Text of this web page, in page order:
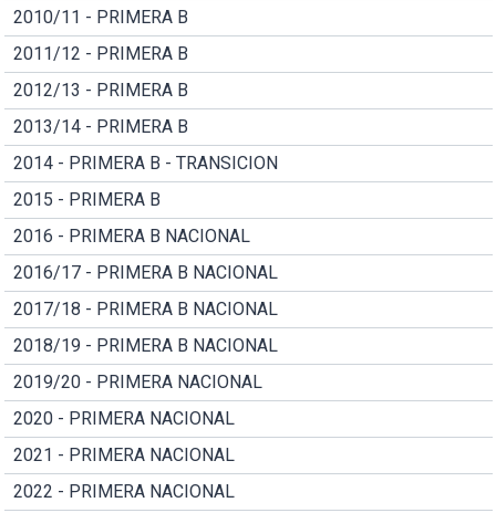
2010/11 - PRIMERA B
2011/12 - PRIMERA B
2012/13 - PRIMERA B
2013/14 - PRIMERA B
2014 - PRIMERA B - TRANSICION
2015 - PRIMERA B
2016 - PRIMERA B NACIONAL
2016/17 - PRIMERA B NACIONAL
2017/18 - PRIMERA B NACIONAL
2018/19 - PRIMERA B NACIONAL
2019/20 - PRIMERA NACIONAL
2020 - PRIMERA NACIONAL
2021 - PRIMERA NACIONAL
2022 - PRIMERA NACIONAL